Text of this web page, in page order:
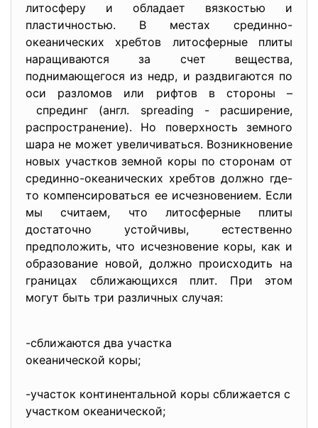
литосферу и обладает вязкостью и
пластичностью. В местах срединно-
океанических хребтов литосферные плиты
наращиваются за счет вещества,
поднимающегося из недр, и раздвигаются по
оси разломов или рифтов в стороны –
спрединг (англ. spreading - расширение,
распространение). Но поверхность земного
шара не может увеличиваться. Возникновение
новых участков земной коры по сторонам от
срединно-океанических хребтов должно где-
то компенсироваться ее исчезновением. Если
мы считаем, что литосферные плиты
достаточно устойчивы, естественно
предположить, что исчезновение коры, как и
образование новой, должно происходить на
границах сближающихся плит. При этом
могут быть три различных случая:
-сближаются два участка
океанической коры;
-участок континентальной коры сближается с
участком океанической;